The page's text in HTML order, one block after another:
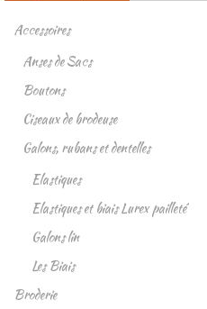
Accessoires
Anses de Sacs
Boutons
Ciseaux de brodeuse
Galons, rubans et dentelles
Elastiques
Elastiques et biais Lurex pailleté
Galons lin
Les Biais
Broderie